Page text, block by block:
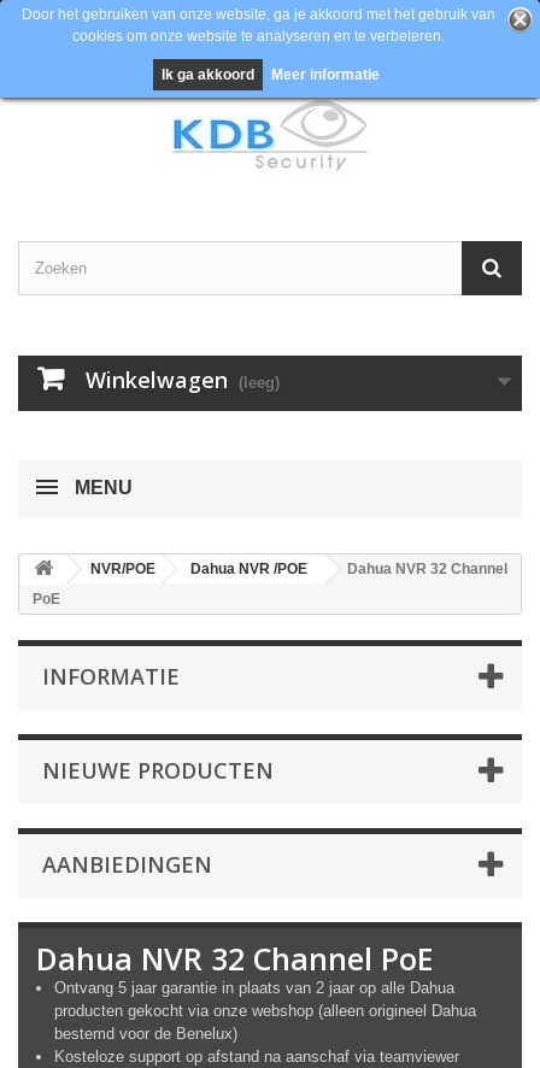
Contacteer ons
Winkelwagen (leeg)
Door het gebruiken van onze website, ga je akkoord met het gebruik van
cookies om onze website te analyseren en te verbeteren.
Ik ga akkoord Meer informatie
MENU
NVR/POE Dahua NVR /POE
Dahua NVR 32 Channel
PoE
INFORMATIE
NIEUWE PRODUCTEN
AANBIEDINGEN
Dahua NVR 32 Channel PoE
Ontvang 5 jaar garantie in plaats van 2 jaar op alle Dahua
producten gekocht via onze webshop (alleen origineel Dahua
bestemd voor de Benelux)
Kosteloze support op afstand na aanschaf via teamviewer